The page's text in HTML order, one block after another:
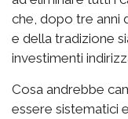
che, dopo tre anni
e della tradizione
investimenti
Cosa andrebbe
essere sistematici